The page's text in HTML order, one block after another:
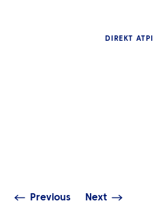
DIREKT ATPI
Previous Next